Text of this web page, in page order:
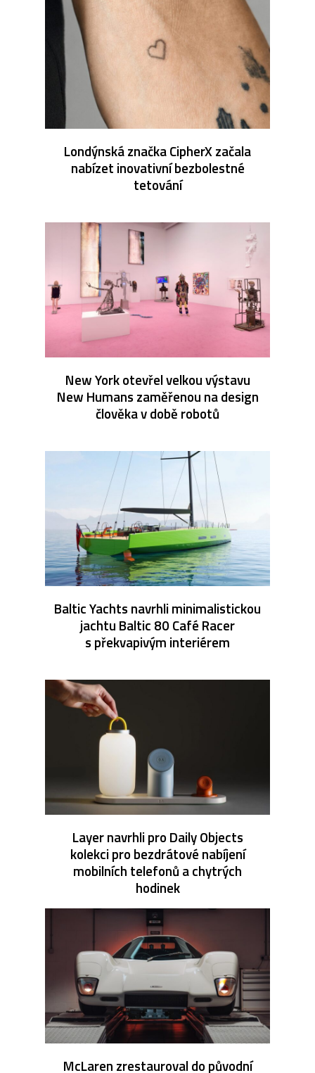
Londýnská značka CipherX začala
nabízet inovativní bezbolestné
tetování
New York otevřel velkou výstavu
New Humans zaměřenou na design
člověka v době robotů
Baltic Yachts navrhli minimalistickou
jachtu Baltic 80 Café Racer
s překvapivým interiérem
Layer navrhli pro Daily Objects
kolekci pro bezdrátové nabíjení
mobilních telefonů a chytrých
hodinek
McLaren zrestauroval do původní